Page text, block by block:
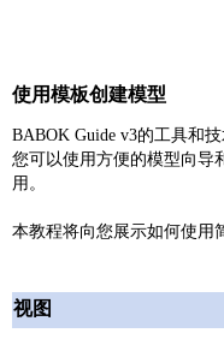
使用模板创建模型
BABOK Guide v3的工具和
您可以使用方便的模型向导
用。
本教程将向您展示如何使用
视图